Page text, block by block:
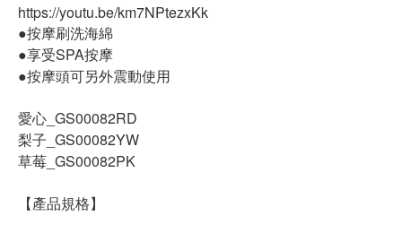
https://youtu.be/km7NPtezxKk
●按摩刷洗海綿
●享受SPA按摩
●按摩頭可另外震動使用
愛心_GS00082RD
梨子_GS00082YW
草莓_GS00082PK
【產品規格】